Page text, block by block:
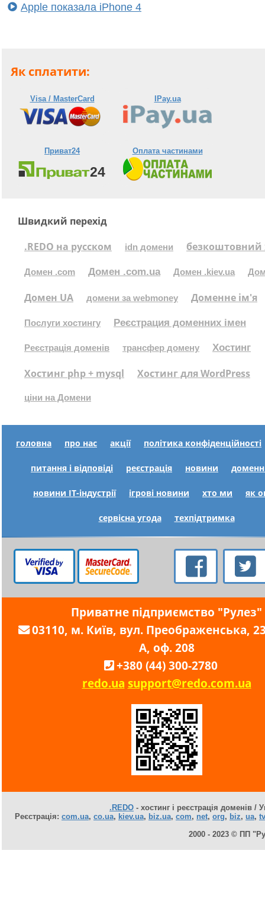
Apple показала iPhone 4
Як сплатити:
Visa / MasterCard IPay.ua
Приват24 Оплата частинами
Швидкий перехід
.REDO на русском
idn домени безкоштовний
Домен .com Домен .com.ua Домен .kiev.ua
Домен UA домени за webmoney Доменне ім'я
Послуги хостингу Реєстрация доменних імен
Реєстрація доменів трансфер домену Хостинг
Хостинг php + mysql Хостинг для WordPress
ціни на Домени
головна про нас акції політика конфіденційності
питання і відповіді реєстрація новини
новини IT-індустрії ігрові новини хто ми як
сервісна угода техпідтримка
Приватне підприємство "Рулез"
03110, м. Київ, вул. Преображенська,
А, оф. 208
+380 (44) 300-2780
redo.ua support@redo.com.ua
.REDO - хостинг і реєстрація доменів /
Реєстрація: com.ua, co.ua, kiev.ua, biz.ua, com, net, org, biz, ua, tv
2000 - 2023 © ПП